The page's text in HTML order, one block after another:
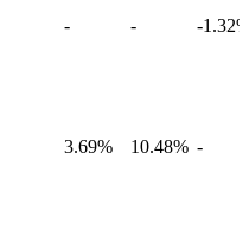
- - -
3.69% 10.48% -